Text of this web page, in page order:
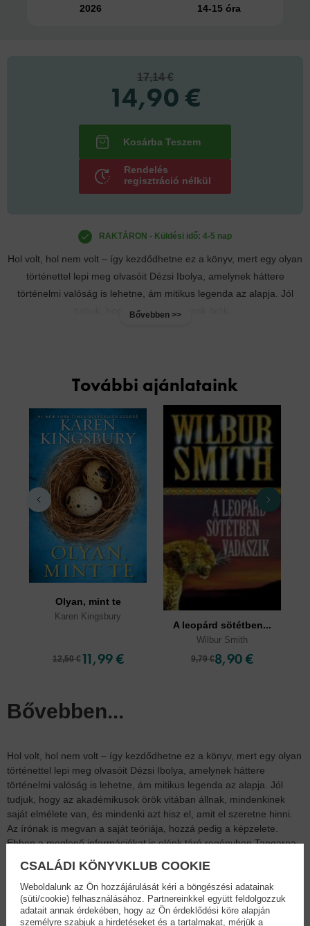
2026
14-15 óra
Hol volt, hol nem volt – így kezdődhetne ez a könyv, mert egy olyan
történettel lepi meg olvasóit Dézsi Ibolya, amelynek háttere
történelmi valóság is lehetne, ám mitikus legenda az alapja. Jól
tudjuk, hogy az akadémikusok örök...
Bővebben >>
RAKTÁRON - Küldési idő: 4-5 nap
17,14 €
14,90 €
Rendelés
regisztráció nélkül
További ajánlataink
Olyan, mint te
Karen Kingsbury
12,50 € 11,99 €
A leopárd sötétben...
Wilbur Smith
9,79 €8,90 €
Bővebben...
Hol volt, hol nem volt – így kezdődhetne ez a könyv, mert egy olyan
történettel lepi meg olvasóit Dézsi Ibolya, amelynek háttere
történelmi valóság is lehetne, ám mitikus legenda az alapja. Jól
tudjuk, hogy az akadémikusok örök vitában állnak, mindenkinek
saját elmélete van, és mindenki azt hisz el, amit el szeretne hinni.
Az írónak is megvan a saját teóriája, hozzá pedig a képzelete.
Ebben a meglepő információkat is elénk táró regényben Tangaroa
tengeristen entitást vált, és emberi formát öltve megmenti Mu
földrész népeit a megsemmisítő kataklizmától, biztonságos utat
mutatva számukra, hogy életüket és értékes kultúrájukat folytatni
tudják. Az óceán hullámsírjába süllyedő Mu óriásra nőtt menekültjei
Amerika, Ázsia és Afrika őslakosságának békéjét feldúlva, de
CSALÁDI KÖNYVKLUB COOKIE
Weboldalunk az Ön hozzájárulását kéri a böngészési adatainak
(süti/cookie) felhasználásához. Partnereinkkel együtt feldolgozzuk
adatait annak érdekében, hogy az Ön érdeklődési köre alapján
személyre szabjuk a hirdetéseket és a tartalmakat, mérjük a